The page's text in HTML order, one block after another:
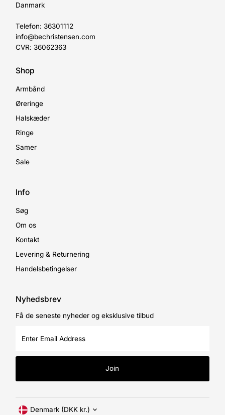
Danmark
Telefon: 36301112
info@bechristensen.com
CVR: 36062363
Shop
Armbånd
Øreringe
Halskæder
Ringe
Samer
Sale
Info
Søg
Om os
Kontakt
Levering & Returnering
Handelsbetingelser
Nyhedsbrev
Få de seneste nyheder og eksklusive tilbud
Email
Join
Currency
Denmark (DKK kr.)